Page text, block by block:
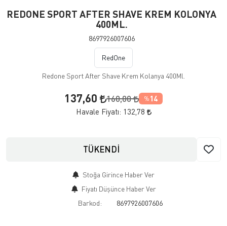
REDONE SPORT AFTER SHAVE KREM KOLONYA
400ML.
8697926007606
RedOne
Redone Sport After Shave Krem Kolanya 400Ml.
137,60 160,00 % 14
Havale Fiyatı: 132,78
TÜKENDİ
Stoğa Girince Haber Ver
Fiyatı Düşünce Haber Ver
Barkod:
8697926007606